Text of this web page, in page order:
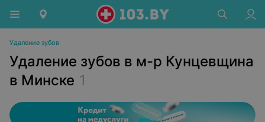
Удаление зубов
Удаление зубов в м-р Кунцевщина
в Минске 1